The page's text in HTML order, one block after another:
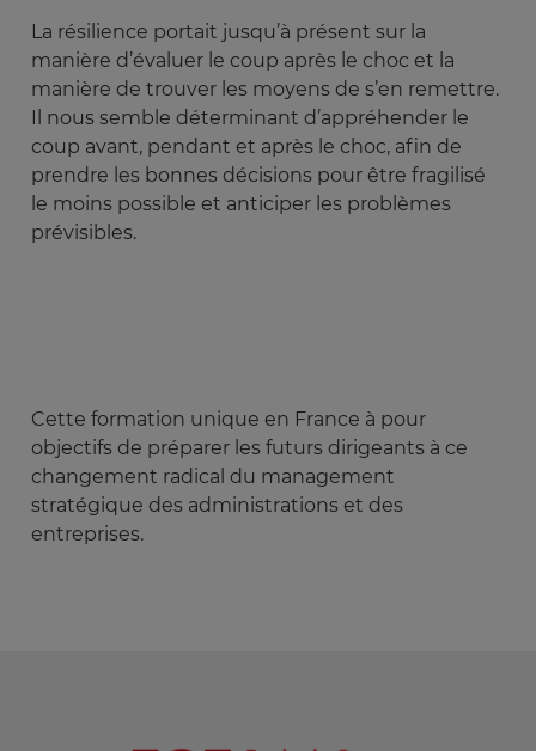
La résilience portait jusqu’à présent sur la
manière d’évaluer le coup après le choc et la
manière de trouver les moyens de s’en remettre.
Il nous semble déterminant d’appréhender le
coup avant, pendant et après le choc, afin de
prendre les bonnes décisions pour être fragilisé
le moins possible et anticiper les problèmes
prévisibles.
Cette formation unique en France à pour
objectifs de préparer les futurs dirigeants à ce
changement radical du management
stratégique des administrations et des
entreprises.